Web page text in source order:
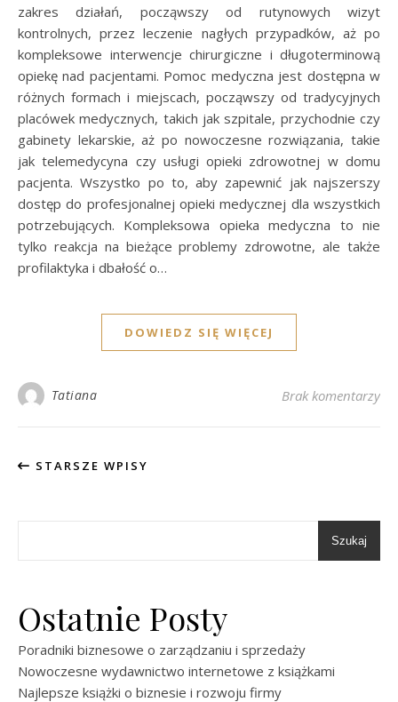
zakres działań, począwszy od rutynowych wizyt
kontrolnych, przez leczenie nagłych przypadków, aż po
kompleksowe interwencje chirurgiczne i długoterminową
opiekę nad pacjentami. Pomoc medyczna jest dostępna w
różnych formach i miejscach, począwszy od tradycyjnych
placówek medycznych, takich jak szpitale, przychodnie czy
gabinety lekarskie, aż po nowoczesne rozwiązania, takie
jak telemedycyna czy usługi opieki zdrowotnej w domu
pacjenta. Wszystko po to, aby zapewnić jak najszerszy
dostęp do profesjonalnej opieki medycznej dla wszystkich
potrzebujących. Kompleksowa opieka medyczna to nie
tylko reakcja na bieżące problemy zdrowotne, ale także
profilaktyka i dbałość o…
DOWIEDZ SIĘ WIĘCEJ
Tatiana Brak komentarzy
STARSZE WPISY
Szukaj
Ostatnie Posty
Poradniki biznesowe o zarządzaniu i sprzedaży
Nowoczesne wydawnictwo internetowe z książkami
Najlepsze książki o biznesie i rozwoju firmy